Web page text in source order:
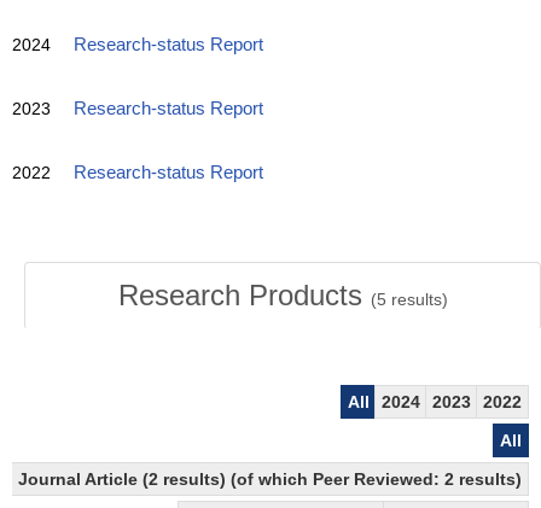
2024 Research-status Report
2023 Research-status Report
2022 Research-status Report
Research Products (5 results)
All 2024 2023
2022
All
Journal Article (2 results) (of which Peer Reviewed: 2 results)